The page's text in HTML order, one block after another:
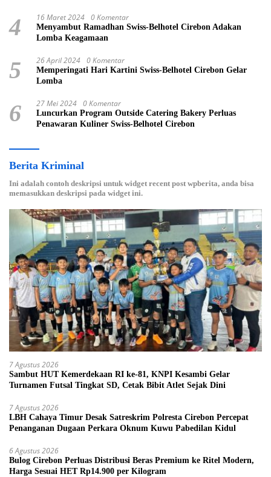
4 16 Maret 2024 0 Komentar
Menyambut Ramadhan Swiss-Belhotel Cirebon Adakan
Lomba Keagamaan
5 26 April 2024 0 Komentar
Memperingati Hari Kartini Swiss-Belhotel Cirebon Gelar
Lomba
6 27 Mei 2024 0 Komentar
Luncurkan Program Outside Catering Bakery Perluas
Penawaran Kuliner Swiss-Belhotel Cirebon
Berita Kriminal
Ini adalah contoh deskripsi untuk widget recent post wpberita, anda bisa
memasukkan deskripsi pada widget ini.
7 Agustus 2026
Sambut HUT Kemerdekaan RI ke-81, KNPI Kesambi Gelar
Turnamen Futsal Tingkat SD, Cetak Bibit Atlet Sejak Dini
7 Agustus 2026
LBH Cahaya Timur Desak Satreskrim Polresta Cirebon Percepat
Penanganan Dugaan Perkara Oknum Kuwu Pabedilan Kidul
6 Agustus 2026
Bulog Cirebon Perluas Distribusi Beras Premium ke Ritel Modern,
Harga Sesuai HET Rp14.900 per Kilogram